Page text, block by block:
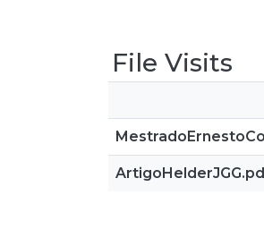
File Visits